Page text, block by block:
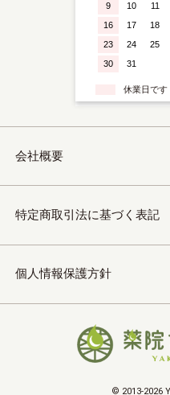
9
10 11
16
17 18
23
24 25
30
31
休業日です
会社概要
特定商取引法に基づく表記
個人情報保護方針
© 2013-2026